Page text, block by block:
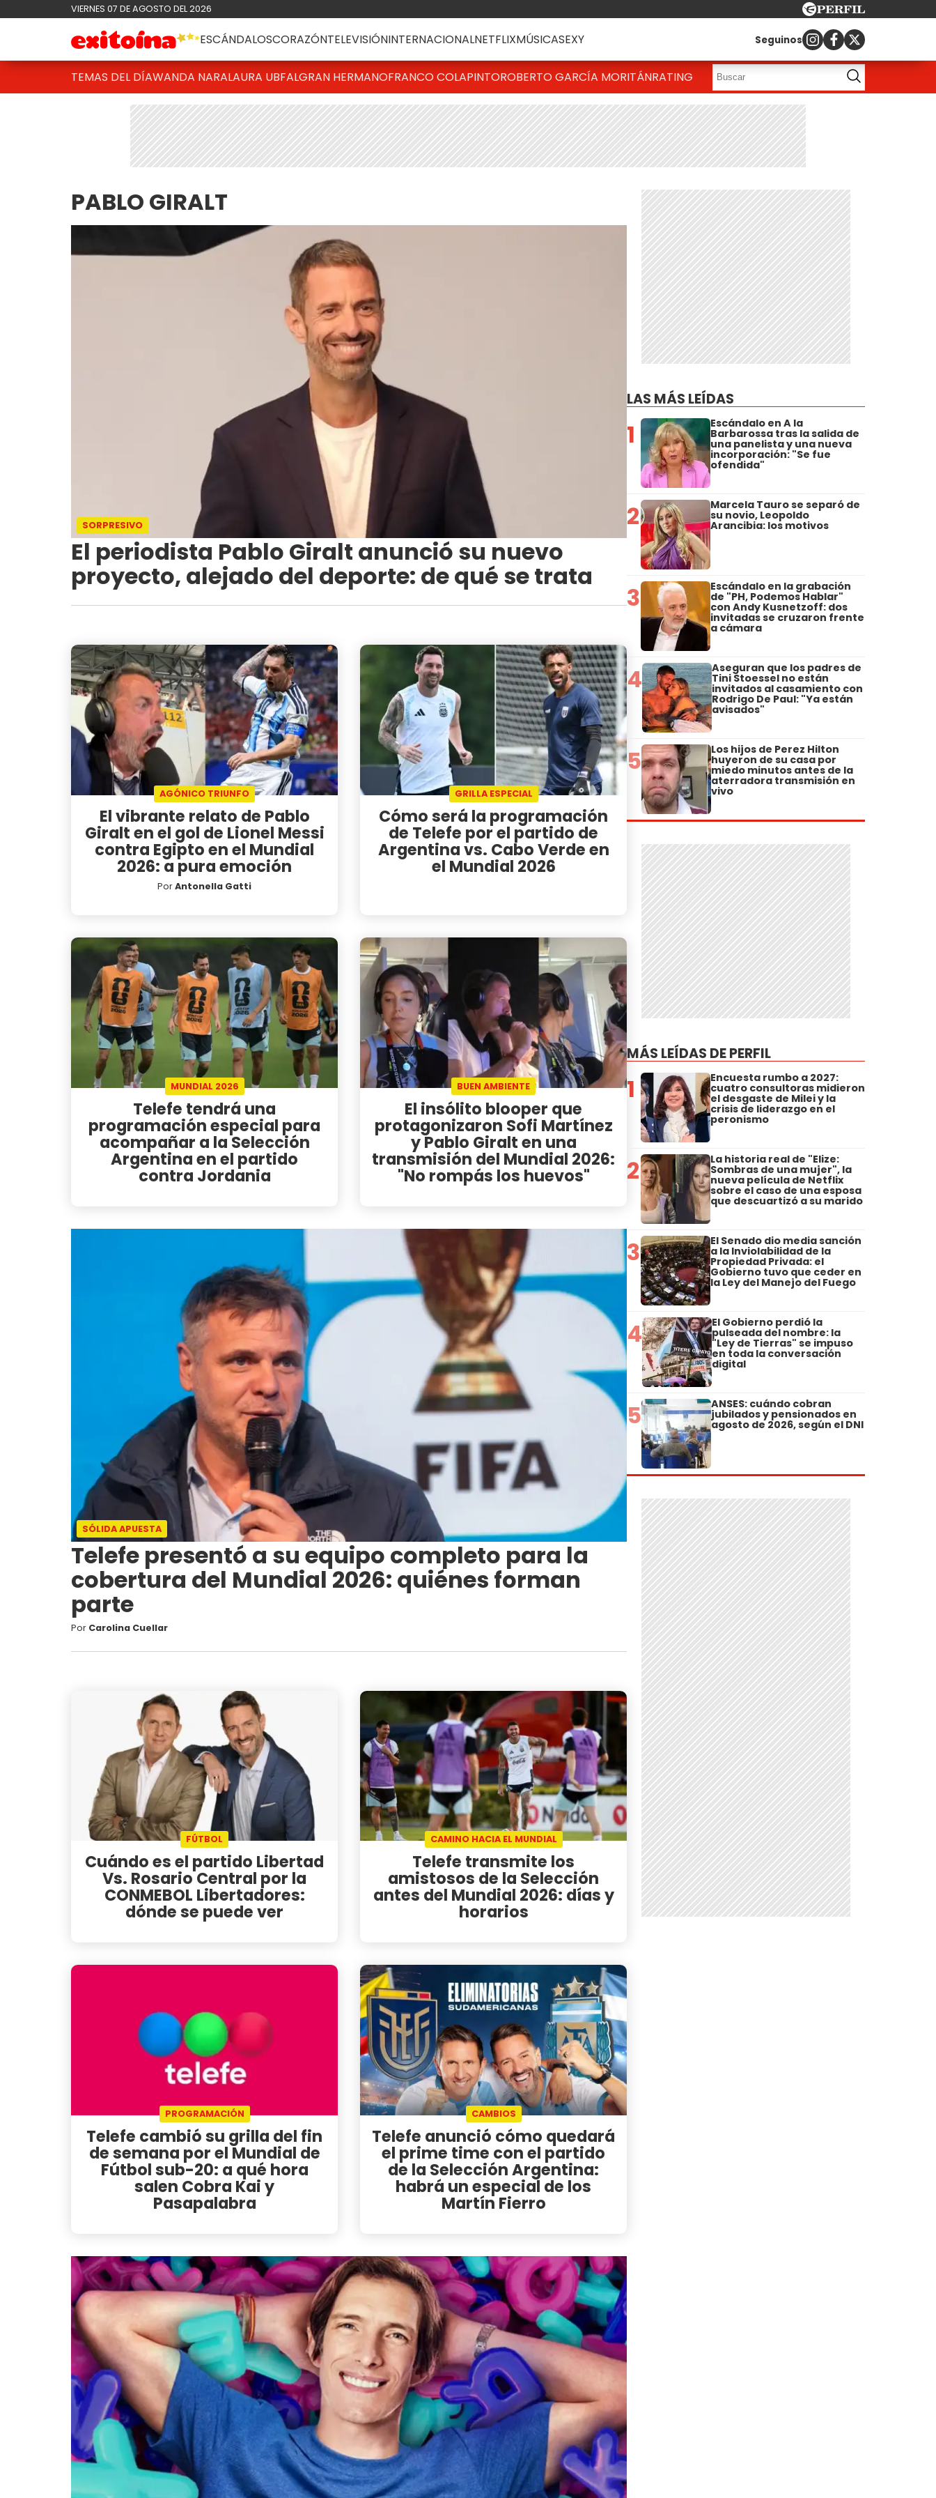
VIERNES 07 DE AGOSTO DEL 2026
ESCÁNDALOSCORAZÓNTELEVISIÓNINTERNACIONALNETFLIXMÚSICASEXY Seguinos
TEMAS DEL DÍAWANDA NARALAURA UBFALGRAN HERMANOFRANCO COLAPINTOROBERTO GARCÍA MORITÁNRATING
PABLO GIRALT
SORPRESIVO
El periodista Pablo Giralt anunció su nuevo
proyecto, alejado del deporte: de qué se trata
AGÓNICO TRIUNFO
El vibrante relato de Pablo
Giralt en el gol de Lionel Messi
contra Egipto en el Mundial
2026: a pura emoción
PorAntonella Gatti
GRILLA ESPECIAL
Cómo será la programación
de Telefe por el partido de
Argentina vs. Cabo Verde en
el Mundial 2026
MUNDIAL 2026
Telefe tendrá una
programación especial para
acompañar a la Selección
Argentina en el partido
contra Jordania
BUEN AMBIENTE
El insólito blooper que
protagonizaron Sofi Martínez
y Pablo Giralt en una
transmisión del Mundial 2026:
"No rompás los huevos"
SÓLIDA APUESTA
Telefe presentó a su equipo completo para la
cobertura del Mundial 2026: quiénes forman
parte
Por Carolina Cuellar
FÚTBOL
Cuándo es el partido Libertad
Vs. Rosario Central por la
CONMEBOL Libertadores:
dónde se puede ver
CAMINO HACIA EL MUNDIAL
Telefe transmite los
amistosos de la Selección
antes del Mundial 2026: días y
horarios
PROGRAMACIÓN
Telefe cambió su grilla del fin
de semana por el Mundial de
Fútbol sub-20: a qué hora
salen Cobra Kai y
Pasapalabra
CAMBIOS
Telefe anunció cómo quedará
el prime time con el partido
de la Selección Argentina:
habrá un especial de los
Martín Fierro
LAS MÁS LEÍDAS
1 Escándalo en A la
Barbarossa tras la salida de
una panelista y una nueva
incorporación: "Se fue
ofendida"
2 Marcela Tauro se separó de
su novio, Leopoldo
Arancibia: los motivos
3 Escándalo en la grabación
de "PH, Podemos Hablar"
con Andy Kusnetzoff: dos
invitadas se cruzaron frente
a cámara
4 Aseguran que los padres de
Tini Stoessel no están
invitados al casamiento con
Rodrigo De Paul: "Ya están
avisados"
5 Los hijos de Perez Hilton
huyeron de su casa por
miedo minutos antes de la
aterradora transmisión en
vivo
MÁS LEÍDAS DE PERFIL
1 Encuesta rumbo a 2027:
cuatro consultoras midieron
el desgaste de Milei y la
crisis de liderazgo en el
peronismo
2 La historia real de "Elize:
Sombras de una mujer", la
nueva película de Netflix
sobre el caso de una esposa
que descuartizó a su marido
3 El Senado dio media sanción
a la Inviolabilidad de la
Propiedad Privada: el
Gobierno tuvo que ceder en
la Ley del Manejo del Fuego
4 El Gobierno perdió la
pulseada del nombre: la
"Ley de Tierras" se impuso
en toda la conversación
digital
5 ANSES: cuándo cobran
jubilados y pensionados en
agosto de 2026, según el DNI